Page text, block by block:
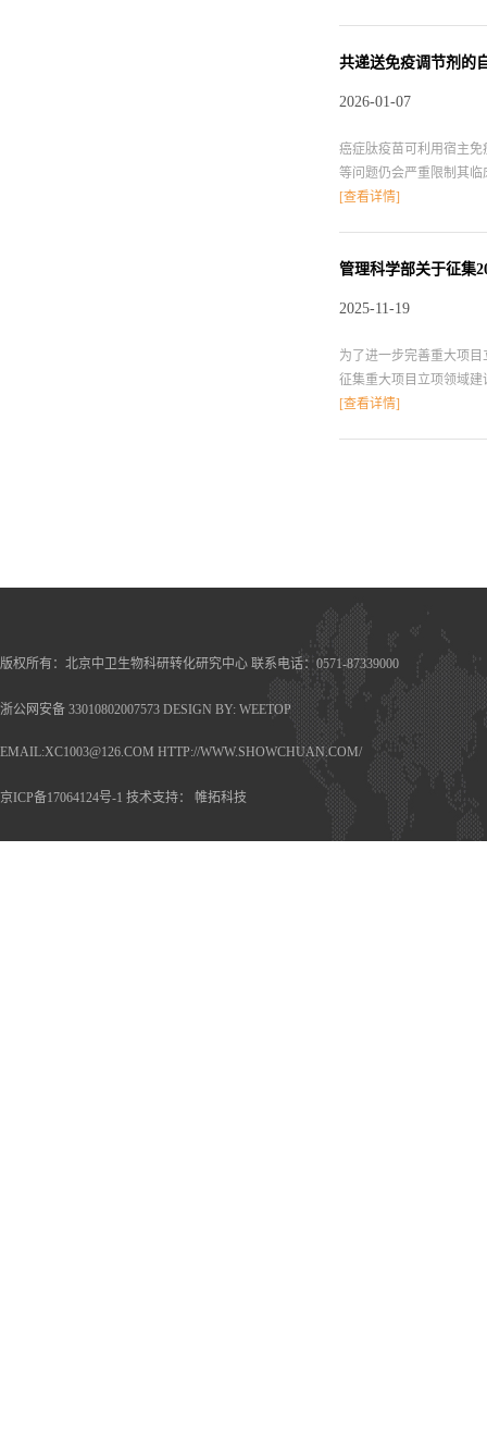
F4-ASAD。终端用户可
应用潜力。参考文献：
共递送免疫调节剂的
2026-01-07
癌症肽疫苗可利用宿主
等问题仍会严重限制其
佐剂疫苗。有鉴于此，大
精准调节免疫反应。实
[查看详情]
管理科学部关于征集
2025-11-19
为了进一步完善重大项
征集重大项目立项领域
题，超前部署，开展多
“管理科学部重大项目立
箱：
电话：010-62327153
[查看详情]
版权所有：北京中卫生物科研转化研究中心 联系电话：0571-87339000
浙公网安备 33010802007573 DESIGN BY: WEETOP
EMAIL:XC1003@126.COM HTTP://WWW.SHOWCHUAN.COM/
京ICP备17064124号-1 技术支持： 帷拓科技